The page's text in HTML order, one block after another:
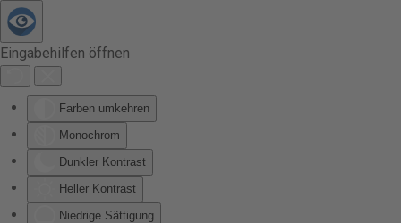
Eingabehilfen öffnen
Farben umkehren
Monochrom
Dunkler Kontrast
Heller Kontrast
Niedrige Sättigung
Zum Hauptinhalt springen